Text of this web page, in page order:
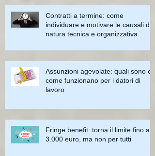
Contratti a termine: come
individuare e motivare le causali di
natura tecnica e organizzativa
Assunzioni agevolate: quali sono e
come funzionano per i datori di
lavoro
Fringe benefit: torna il limite fino a
3.000 euro, ma non per tutti